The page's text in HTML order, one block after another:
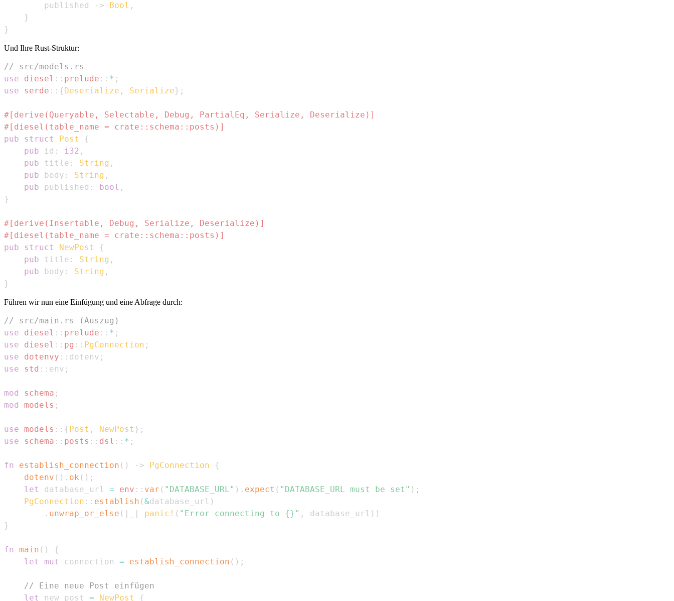
        published
-> Bool ,
}
}
Und Ihre Rust-Struktur:
// src/models.rs
use
diesel :: prelude :: * ;
use
serde :: { Deserialize , Serialize} ;
#[derive(Queryable, Selectable, Debug, PartialEq, Serialize, Deserialize)]
#[diesel(table_name = crate::schema::posts)]
pub
struct Post
{
pub id : i32 ,
pub title : String ,
pub body : String ,
pub published : bool ,
}
#[derive(Insertable, Debug, Serialize, Deserialize)]
#[diesel(table_name = crate::schema::posts)]
pub
struct NewPost
{
pub title : String ,
pub body : String ,
}
Führen wir nun eine Einfügung und eine Abfrage durch:
// src/main.rs (Auszug)
use
diesel :: prelude :: * ;
use
diesel :: pg :: PgConnection ;
use
dotenvy :: dotenv ;
use
std :: env ;
mod schema ;
mod
models ;
use models :: { Post , NewPost } ;
use
schema :: posts :: dsl :: * ;
fn establish_connection ( ) -> PgConnection
{
dotenv ( ) . ok ( ) ;
let
database_url = env :: var ( "DATABASE_URL" ) . expect ( "DATABASE_URL must be set" ) ;
PgConnection :: establish (&database_url )
. unwrap_or_else ( panic! ( "Error connecting to {}" , database_url ) )
}
fn main ( )
{
let
mut connection = establish_connection ( ) ;
// Eine neue Post einfügen
let
new_post = NewPost {